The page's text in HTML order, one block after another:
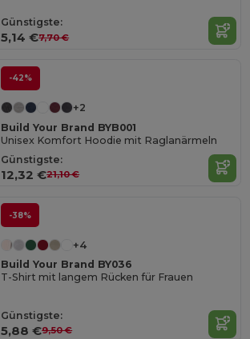
Günstigste:
5,14 €7,70 €
-42%
+2
Build Your Brand BYB001
Unisex Komfort Hoodie mit Raglanärmeln
Günstigste:
12,32 €21,10 €
-38%
+4
Build Your Brand BY036
T-Shirt mit langem Rücken für Frauen
Günstigste:
5,88 €9,50 €